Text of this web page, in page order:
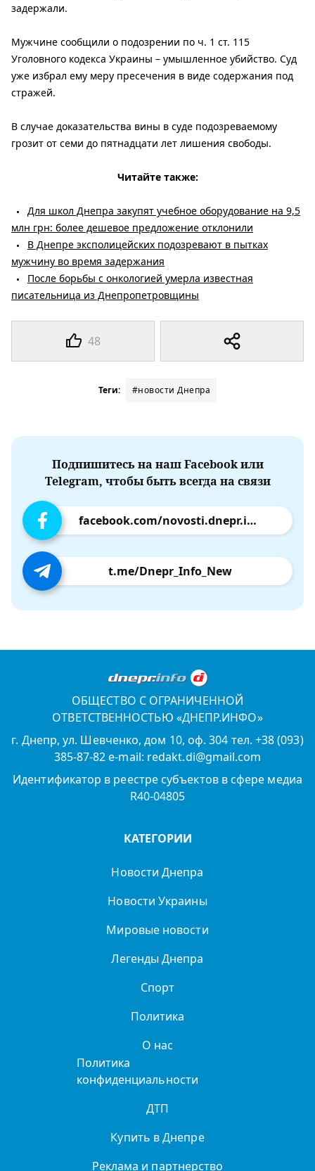
48
задержали.
Мужчине сообщили о подозрении по ч. 1 ст. 115
Уголовного кодекса Украины – умышленное убийство. Суд
уже избрал ему меру пресечения в виде содержания под
стражей.
В случае доказательства вины в суде подозреваемому
грозит от семи до пятнадцати лет лишения свободы.
Читайте также:
Для школ Днепра закупят учебное оборудование на 9,5
млн грн: более дешевое предложение отклонили
В Днепре эксполицейских подозревают в пытках
мужчину во время задержания
После борьбы с онкологией умерла известная
писательница из Днепропетровщины
Теги: #новости Днепра
Подпишитесь на наш Facebook или
Telegram, чтобы быть всегда на связи
facebook.com/novosti.dnepr.info
t.me/Dnepr_Info_New
ОБЩЕСТВО С ОГРАНИЧЕННОЙ
ОТВЕТСТВЕННОСТЬЮ «ДНЕПР.ИНФО»
г. Днепр, ул. Шевченко, дом 10, оф. 304 тел. +38 (093)
385-87-82 e-mail: redakt.di@gmail.com
Идентификатор в реестре субъектов в сфере медиа
R40-04805
КАТЕГОРИИ
Новости Днепра
Новости Украины
Мировые новости
Легенды Днепра
Спорт
Политика
О нас
Политика
конфиденциальности
ДТП
Купить в Днепре
Реклама и партнерство